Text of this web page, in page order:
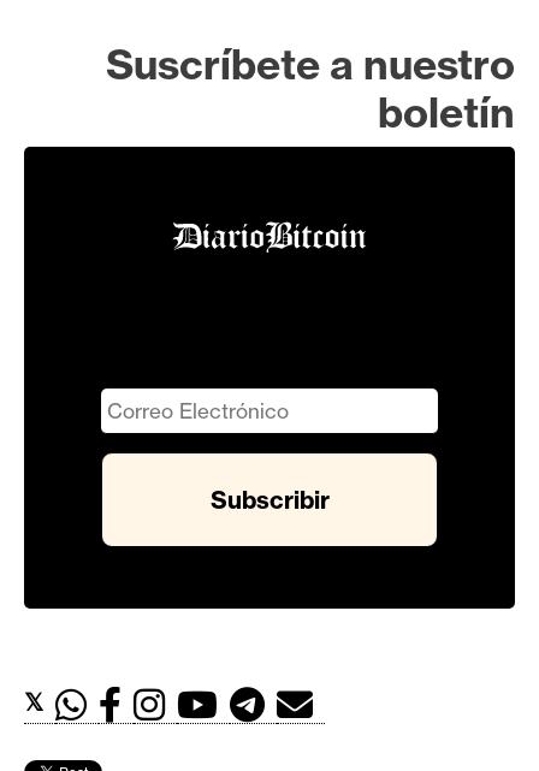
Suscríbete a nuestro
boletín
𝕏